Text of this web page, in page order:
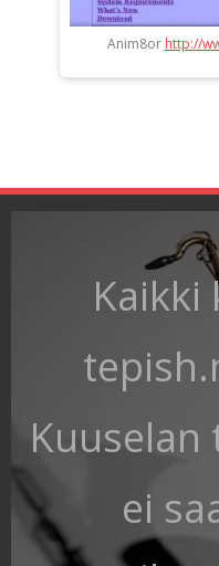
Anim8or http://
Kaikki
Kuuselan
ei